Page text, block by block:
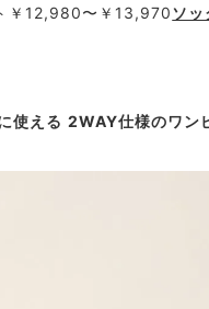
￥12,980〜￥13,970 ソッ
使える 2WAY仕様のワン